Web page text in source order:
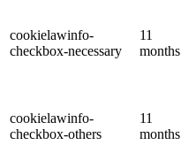
cookielawinfo-
checkbox-necessary
11
months
cookielawinfo-
checkbox-others
11
months